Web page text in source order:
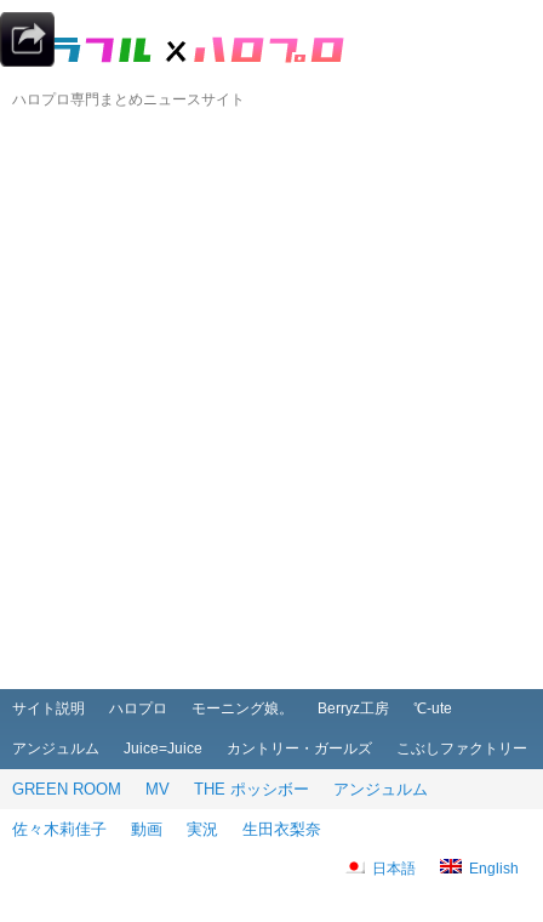
ハロプロ専門まとめニュースサイト
メインメニュー
メインコンテンツへ移動
サブコンテンツへ移動
サイト説明 ハロプロ モーニング娘。 Berryz工房 ℃-ute
アンジュルム Juice=Juice カントリー・ガールズ こぶしファクトリー
GREEN ROOM MV THE ポッシボー アンジュルム
佐々木莉佳子 動画 実況 生田衣梨奈
日本語 English